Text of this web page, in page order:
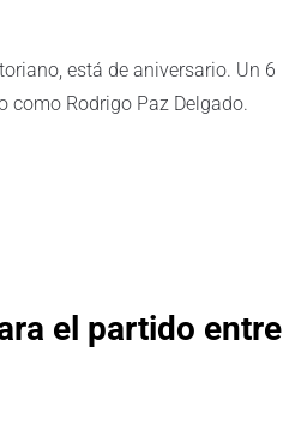
está de aniversario. Un 6
como Rodrigo Paz Delgado.
el partido entre